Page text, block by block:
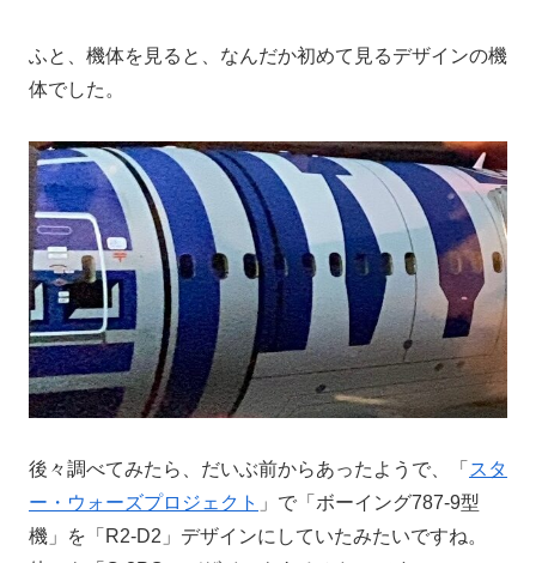
ふと、機体を見ると、なんだか初めて見るデザインの機
体でした。
後々調べてみたら、だいぶ前からあったようで、「 スタ
ー・ウォーズプロジェクト 」で「ボーイング787-9型
機」を「R2-D2」デザインにしていたみたいですね。